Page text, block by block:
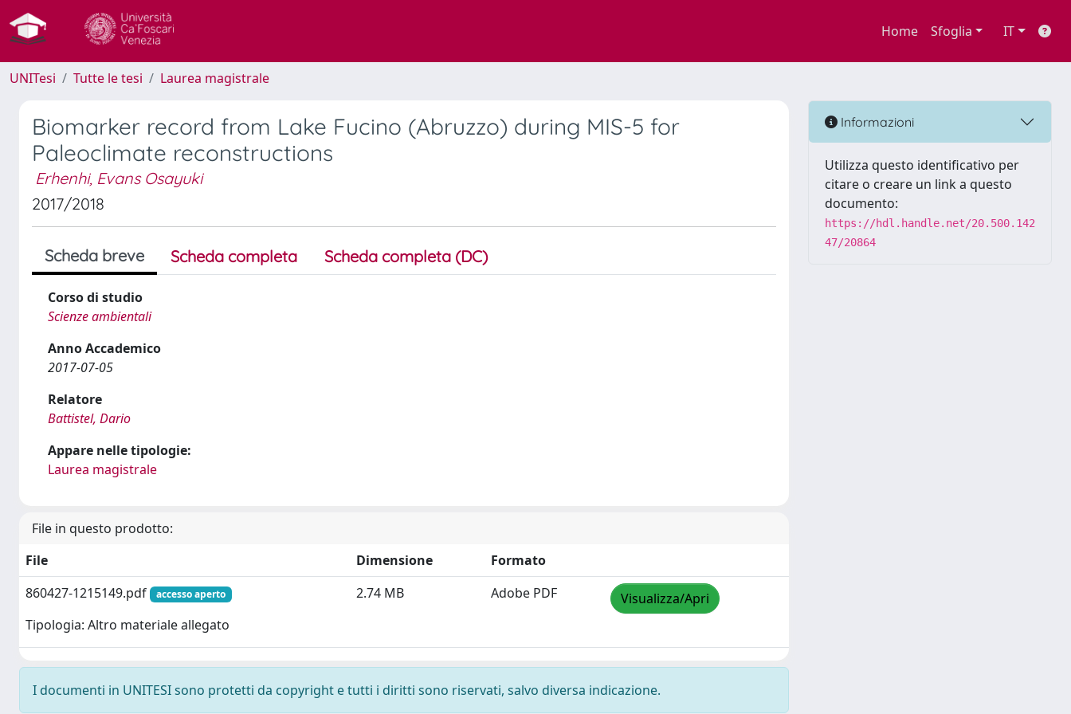
Home Sfoglia IT
UNITesi Tutte le tesi Laurea magistrale
Biomarker record from Lake Fucino (Abruzzo) during MIS-5 for
Paleoclimate reconstructions
Erhenhi, Evans Osayuki
2017/2018
Scheda breve Scheda completa Scheda completa (DC)
Corso di studio
Scienze ambientali
Anno Accademico
2017-07-05
Relatore
Battistel, Dario
Appare nelle tipologie:
Laurea magistrale
File in questo prodotto:
File
Dimensione
Formato
860427-1215149.pdf
accesso aperto
Tipologia: Altro materiale allegato
2.74 MB Adobe PDF Visualizza/Apri
I documenti in UNITESI sono protetti da copyright e tutti i diritti sono riservati, salvo diversa indicazione.
Informazioni
Utilizza questo identificativo per
citare o creare un link a questo
documento:
https://hdl.handle.net/20.500.142
47/20864